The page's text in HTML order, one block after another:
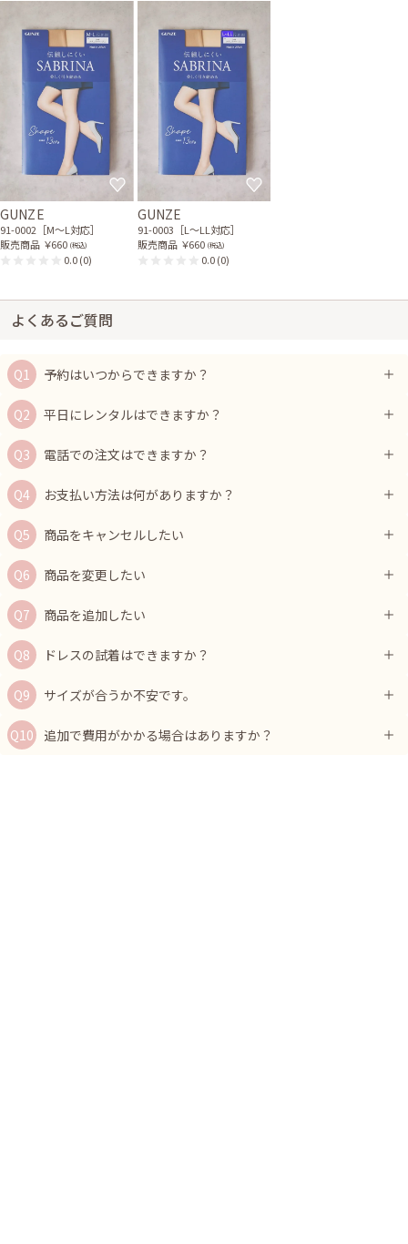
GUNZE
91-0002［M〜L対応］
販売商品 ￥660 (税込)
0.0(0)
GUNZE
91-0003［L〜LL対応］
販売商品 ￥660 (税込)
0.0(0)
よくあるご質問
予約はいつからできますか？
平日にレンタルはできますか？
電話での注文はできますか？
お支払い方法は何がありますか？
商品をキャンセルしたい
商品を変更したい
商品を追加したい
ドレスの試着はできますか？
サイズが合うか不安です。
追加で費用がかかる場合はありますか？